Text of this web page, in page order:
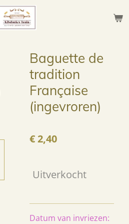
Baguette de
tradition
Française
(ingevroren)
€ 2,40
Uitverkocht
Datum van invriezen: